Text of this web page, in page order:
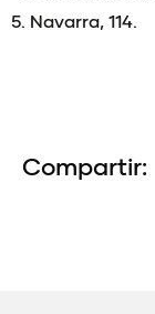
5. Navarra, 114.
Compartir: